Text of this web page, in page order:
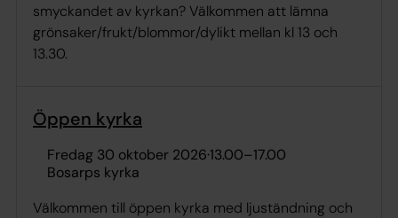
smyckandet av kyrkan? Välkommen att lämna
grönsaker/frukt/blommor/dylikt mellan kl 13 och
13.30.
Öppen kyrka
fredag 30 oktober 2026·13.00–17.00
Bosarps kyrka
Välkommen till öppen kyrka med ljuständning och